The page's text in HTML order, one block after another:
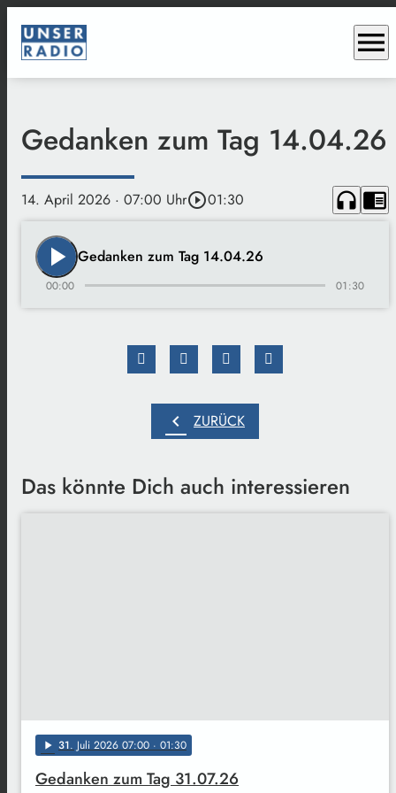
menu
Gedanken zum Tag 14.04.26
14. April 2026 · 07:00 Uhrplay_circle_outline01:30 headphones chrome_reader_mode
play_arrow Gedanken zum Tag 14.04.26
00:00 01:30
chevron_left ZURÜCK
Das könnte Dich auch interessieren
play_arrow 31. Juli 2026 07:00 · 01:30
Gedanken zum Tag 31.07.26